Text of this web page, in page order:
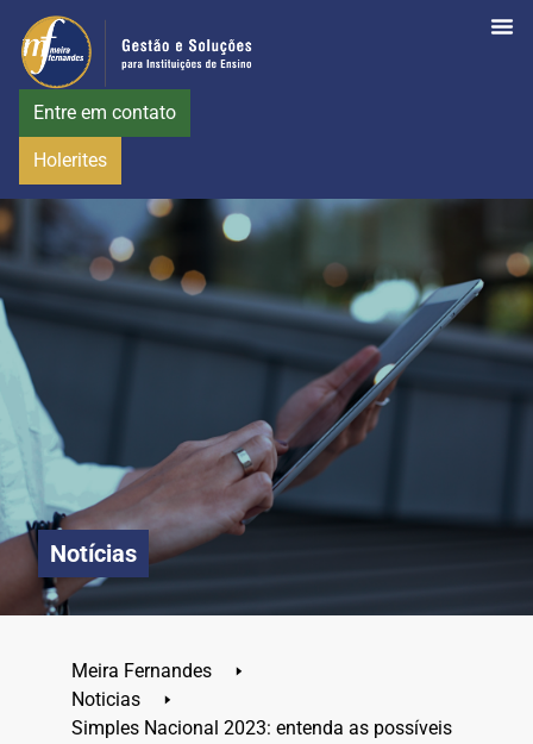
Entre em contato
Holerites
Notícias
Meira Fernandes
🢒
Noticias
🢒
Simples Nacional 2023: entenda as possíveis